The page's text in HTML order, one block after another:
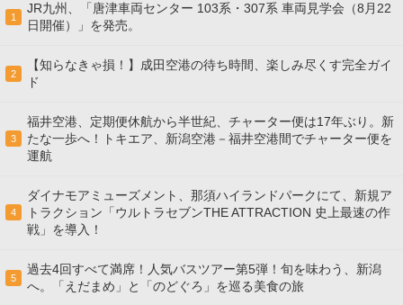
1
JR九州、「唐津車両センター 103系・307系 車両見学会（8月22
日開催）」を発売。
2
【知らなきゃ損！】成田空港の待ち時間、楽しみ尽くす完全ガイ
ド
3
福井空港、定期便休航から半世紀、チャーター便は17年ぶり。新
たな一歩へ！トキエア、新潟空港－福井空港間でチャーター便を
運航
4
ダイナモアミューズメント、那須ハイランドパークにて、新規ア
トラクション「ウルトラセブンTHE ATTRACTION 史上最速の作
戦」を導入！
5
過去4回すべて満席！人気バスツアー第5弾！旬を味わう、新潟
へ。「えだまめ」と「のどぐろ」を巡る美食の旅